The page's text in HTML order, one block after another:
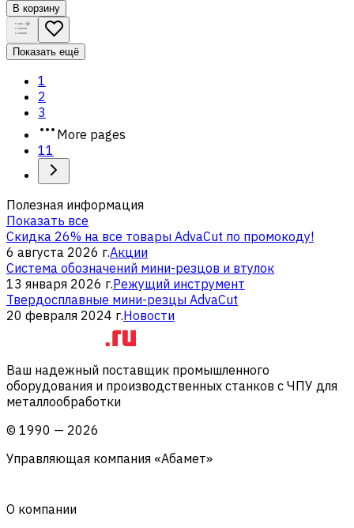
В корзину
Показать ещё
1
2
3
More pages
11
Полезная информация
Показать все
Скидка 26% на все товары AdvaCut по промокоду!
6 августа 2026 г.Акции
Система обозначений мини-резцов и втулок
13 января 2026 г.Режущий инструмент
Твердосплавные мини-резцы AdvaCut
20 февраля 2024 г.Новости
Ваш надежный поставщик промышленного
оборудования и производственных станков с ЧПУ для
металлообработки
© 1990 — 2026
Управляющая компания «Абамет»
О компании